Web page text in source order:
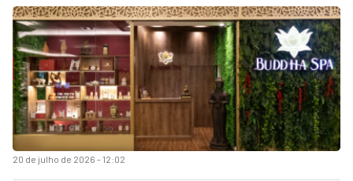
20 de julho de 2026 - 12:02